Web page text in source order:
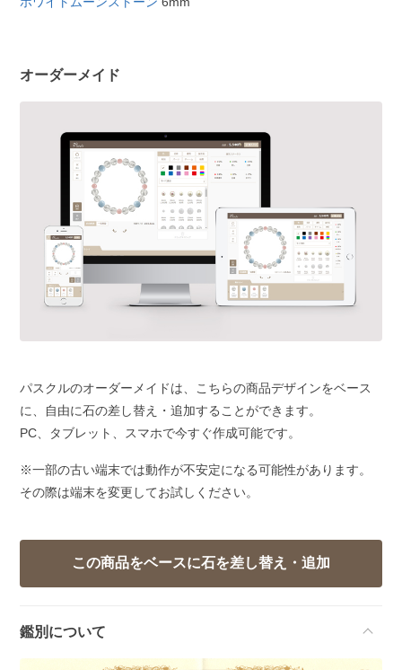
オーダーメイド
パスクルのオーダーメイドは、こちらの商品デザインをベース
に、自由に石の差し替え・追加することができます。
PC、タブレット、スマホで今すぐ作成可能です。
※一部の古い端末では動作が不安定になる可能性があります。
その際は端末を変更してお試しください。
鑑別について